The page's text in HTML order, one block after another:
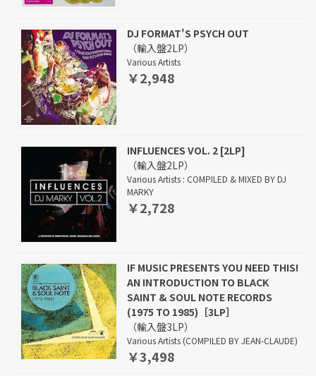
DJ FORMAT'S PSYCH OUT
（輸入盤2LP）
Various Artists
￥2,948
INFLUENCES VOL. 2 [2LP]
（輸入盤2LP）
Various Artists : COMPILED & MIXED BY DJ
MARKY
￥2,728
IF MUSIC PRESENTS YOU NEED THIS!
AN INTRODUCTION TO BLACK
SAINT & SOUL NOTE RECORDS
(1975 TO 1985)［3LP］
（輸入盤3LP）
Various Artists (COMPILED BY JEAN-CLAUDE)
￥3,498